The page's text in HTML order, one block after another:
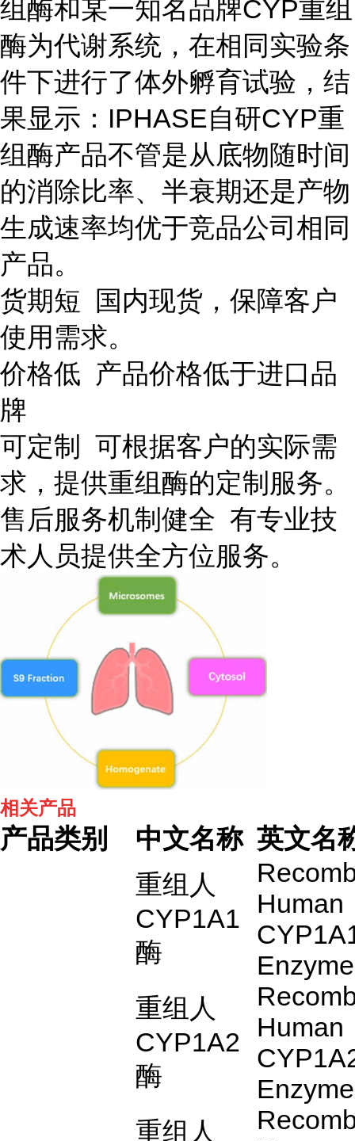
组酶和某一知名品牌CYP重组
酶为代谢系统，在相同实验条
件下进行了体外孵育试验，结
果显示：IPHASE自研CYP重
组酶产品不管是从底物随时间
的消除比率、半衰期还是产物
生成速率均优于竞品公司相同
产品。
货期短 国内现货，保障客户
使用需求。
价格低 产品价格低于进口品
牌
可定制 可根据客户的实际需
求，提供重组酶的定制服务。
售后服务机制健全 有专业技
术人员提供全方位服务。
相关产品
产品类别 中文名称 英文名
重组人
CYP1A1
酶
Human
Enzyme
重组人
CYP1A2
酶
Human
Enzyme
重组人